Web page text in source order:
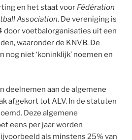
en het staat voor Fédération
Association. De vereniging is
door voetbalorganisaties uit een
waaronder de KNVB. De
nog niet ‘koninklijk’ noemen en
deelnemen aan de algemene
afgekort tot ALV. In de statuten
Deze algemene
eens per jaar worden
als minstens 25% van